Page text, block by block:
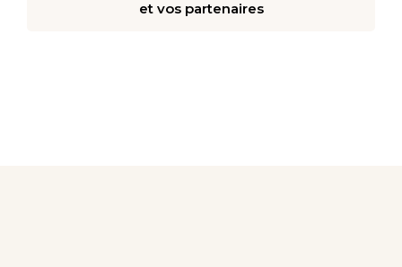
et vos partenaires